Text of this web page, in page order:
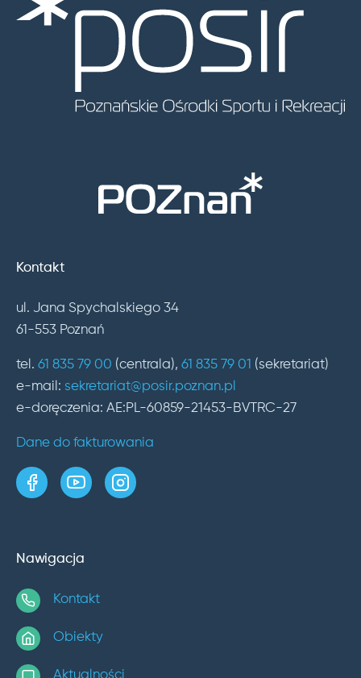
Kontakt
ul. Jana Spychalskiego 34
61-553 Poznań
tel. 61 835 79 00 (centrala), 61 835 79 01 (sekretariat)
e-mail: sekretariat@posir.poznan.pl
e-doręczenia: AE:PL-60859-21453-BVTRC-27
Dane do fakturowania
strona w serwisie Facebook
kanał w serwisie YouTube
profil w serwisie Instagram
Nawigacja
Kontakt
Obiekty
Aktualności